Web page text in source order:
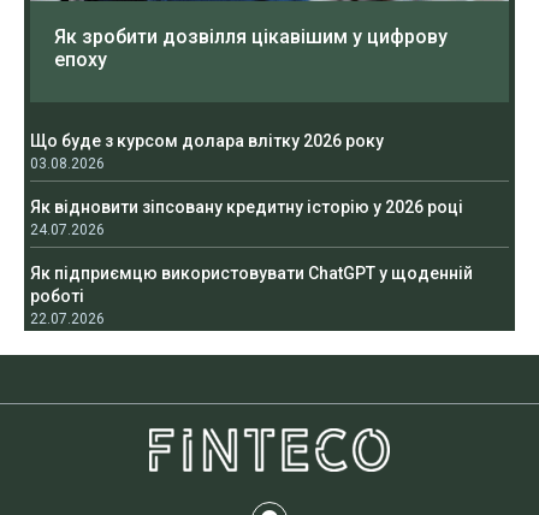
Як зробити дозвілля цікавішим у цифрову
епоху
Що буде з курсом долара влітку 2026 року
03.08.2026
Як відновити зіпсовану кредитну історію у 2026 році
24.07.2026
Як підприємцю використовувати ChatGPT у щоденній
роботі
22.07.2026